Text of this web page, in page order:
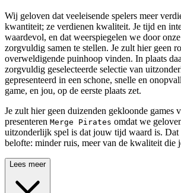
Wij geloven dat veeleisende spelers meer
kwantiteit; ze verdienen kwaliteit. Je tijd en
waardevol, en dat weerspiegelen we door
zorgvuldig samen te stellen. Je zult hier geen
overweldigende puinhoop vinden. In plaats
zorgvuldig geselecteerde selectie van
gepresenteerd in een schone, snelle en
game, en jou, op de eerste plaats zet.
Je zult hier geen duizenden gekloonde games
presenteren Merge Pirates omdat we
uitzonderlijk spel is dat jouw tijd waard is. Dat
belofte: minder ruis, meer van de kwaliteit die
Lees meer